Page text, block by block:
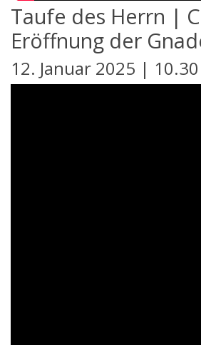
Taufe des Herrn |
Eröffnung der
12. Januar 2025 |